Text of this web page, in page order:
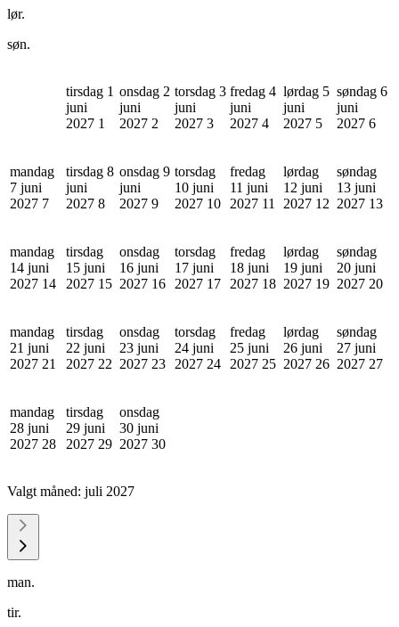
lør.
søn.
tirsdag 1
juni
2027 1
onsdag 2
juni
2027 2
torsdag 3
juni
2027 3
fredag 4
juni
2027 4
lørdag 5
juni
2027 5
søndag 6
juni
2027 6
mandag
7 juni
2027 7
tirsdag 8
juni
2027 8
onsdag 9
juni
2027 9
torsdag
10 juni
2027 10
fredag
11 juni
2027 11
lørdag
12 juni
2027 12
søndag
13 juni
2027 13
mandag
14 juni
2027 14
tirsdag
15 juni
2027 15
onsdag
16 juni
2027 16
torsdag
17 juni
2027 17
fredag
18 juni
2027 18
lørdag
19 juni
2027 19
søndag
20 juni
2027 20
mandag
21 juni
2027 21
tirsdag
22 juni
2027 22
onsdag
23 juni
2027 23
torsdag
24 juni
2027 24
fredag
25 juni
2027 25
lørdag
26 juni
2027 26
søndag
27 juni
2027 27
mandag
28 juni
2027 28
tirsdag
29 juni
2027 29
onsdag
30 juni
2027 30
Valgt måned: juli 2027
man.
tir.